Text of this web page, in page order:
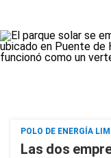
POLO DE ENERGÍA
Las dos